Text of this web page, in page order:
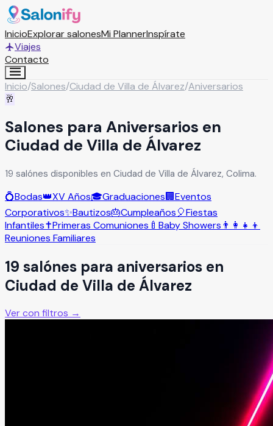
InicioExplorar salonesMi PlannerInspírate
Viajes
Contacto
Inicio/Salones/Ciudad de Villa de Álvarez/Aniversarios
🥂
Salones para Aniversarios en
Ciudad de Villa de Álvarez
19 salónes disponibles en Ciudad de Villa de Álvarez, Colima.
💍Bodas👑XV Años🎓Graduaciones🏢Eventos
Corporativos✨Bautizos🎂Cumpleaños🎈Fiestas
Infantiles✝️Primeras Comuniones 🍼 Baby Showers 👨‍👩‍👧‍👦
Reuniones Familiares
19 salónes para aniversarios en
Ciudad de Villa de Álvarez
Ver con filtros →